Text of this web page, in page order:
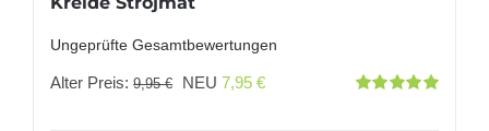
Ungeprüfte Gesamtbewertungen
Alter Preis: 9,95€
Ursprünglicher
NEU 7,95 €Aktueller